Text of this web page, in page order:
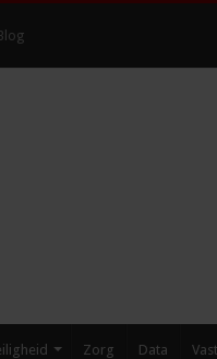
Blog
Zorg Data